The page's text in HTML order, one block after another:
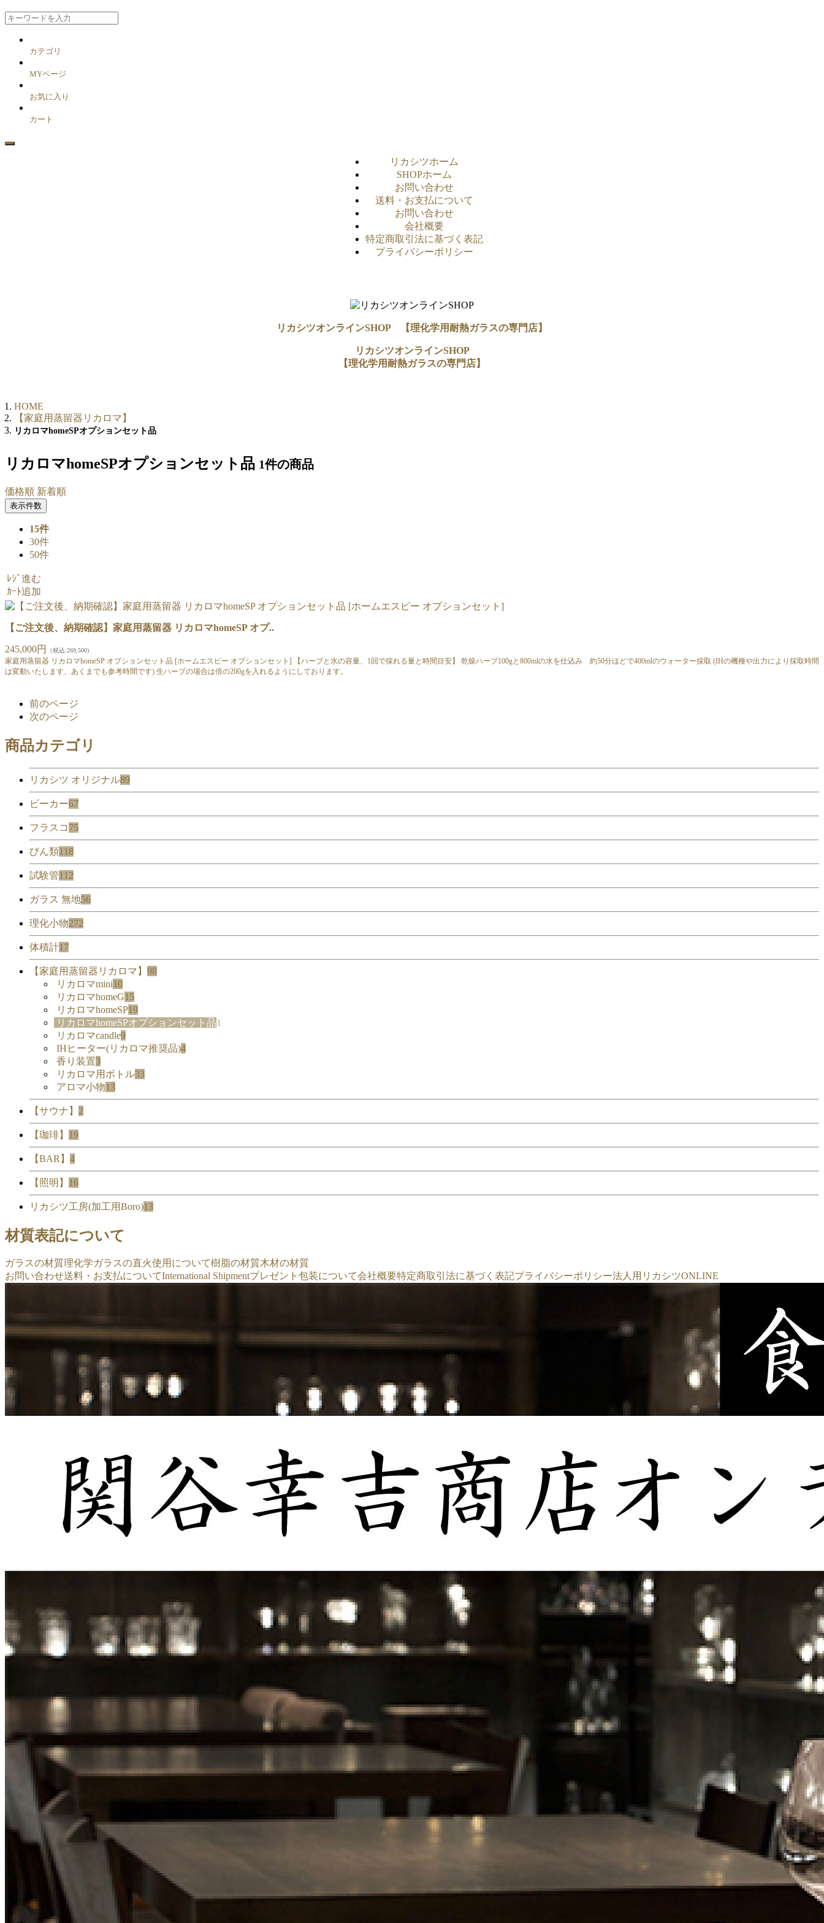
カテゴリ
MYページ
お気に入り
カート
リカシツホーム
SHOPホーム
お問い合わせ
送料・お支払について
お問い合わせ
会社概要
特定商取引法に基づく表記
プライバシーポリシー
リカシツオンラインSHOP 【理化学用耐熱ガラスの専門店】
リカシツオンラインSHOP
【理化学用耐熱ガラスの専門店】
HOME
【家庭用蒸留器リカロマ】
リカロマhomeSPオプションセット品
リカロマhomeSPオプションセット品 1件の商品
価格順 新着順
表示件数
15件
30件
50件
ﾚｼﾞ進む
ｶｰﾄ追加
【ご注文後、納期確認】家庭用蒸留器 リカロマhomeSP オプ..
245,000円 （税込:269,500)
家庭用蒸留器 リカロマhomeSP オプションセット品 [ホームエスピー オプションセット] 【ハーブと水の容量、1回で採れる量と時間目安】 乾燥ハーブ100gと800mlの水を仕込み 約50分ほどで400mlのウォーター採取 (IHの機種や出力により採取時間
は変動いたします、あくまでも参考時間です) 生ハーブの場合は倍の200gを入れるようにしております。
前のページ
次のページ
商品カテゴリ
リカシツ オリジナル89
ビーカー67
フラスコ 75
びん類118
試験管112
ガラス 無地56
理化小物272
体積計17
【家庭用蒸留器リカロマ】 98
リカロマmini10
リカロマhomeG15
リカロマhomeSP19
リカロマhomeSPオプションセット品1
リカロマcandle9
IHヒーター(リカロマ推奨品)4
香り装置3
リカロマ用ボトル33
アロマ小物13
【サウナ】 2
【珈琲】 19
【BAR】 4
【照明】 16
リカシツ工房(加工用Boro)13
材質表記について
ガラスの材質理化学ガラスの直火使用について樹脂の材質木材の材質
お問い合わせ送料・お支払についてInternational Shipmentプレゼント包装について会社概要特定商取引法に基づく表記プライバシーポリシー法人用リカシツONLINE